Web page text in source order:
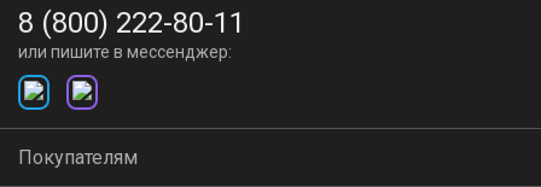
8 (800) 222-80-11
или пишите в мессенджер:
Покупателям